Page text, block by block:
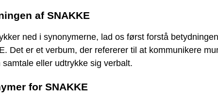
af SNAKKE
ned i synonymerne, lad os først forstå
Det er et verbum, der refererer til at kommunikere
samtale eller udtrykke sig verbalt.
for SNAKKE